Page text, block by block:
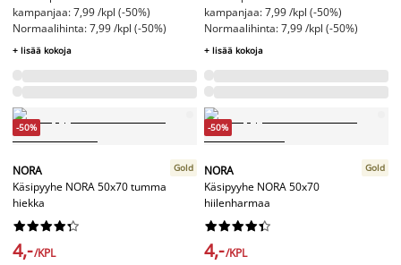
kampanjaa: 7,99 /kpl (-50%)
Normaalihinta: 7,99 /kpl (-50%)
+ lisää kokoja
kampanjaa: 7,99 /kpl (-50%)
Normaalihinta: 7,99 /kpl (-50%)
+ lisää kokoja
-50%
NORA
Käsipyyhe NORA 50x70 tumma
hiekka
Gold






4,-/KPL
-50%
NORA
Käsipyyhe NORA 50x70
hiilenharmaa
Gold






4,-/KPL